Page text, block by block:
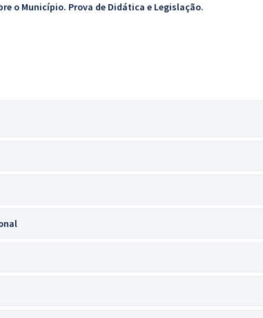
o Município. Prova de Didática e Legislação.